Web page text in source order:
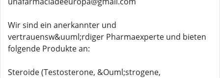
Wir sind ein anerkannter und
vertrauensw&uuml;rdiger Pharmaexperte und bieten
folgende Produkte an:
Steroide (Testosterone, &Ouml;strogene,